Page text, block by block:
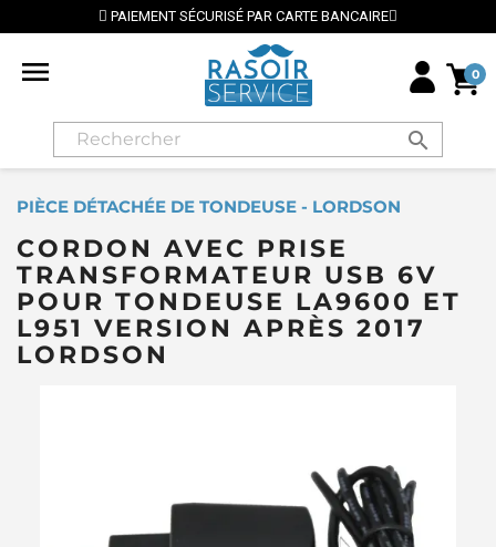
PAIEMENT SÉCURISÉ PAR CARTE BANCAIRE
 0
search
PIÈCE DÉTACHÉE DE TONDEUSE - LORDSON
CORDON AVEC PRISE
TRANSFORMATEUR USB 6V
POUR TONDEUSE LA9600 ET
L951 VERSION APRÈS 2017
LORDSON